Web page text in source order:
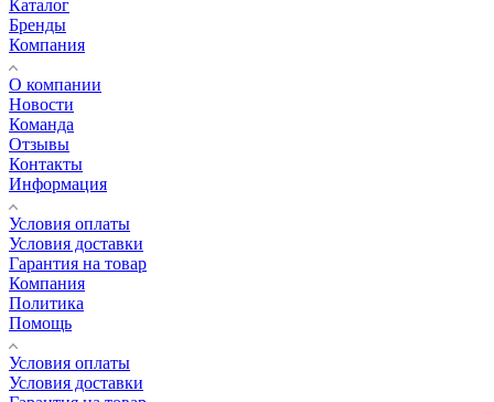
Каталог
Бренды
Компания
О компании
Новости
Команда
Отзывы
Контакты
Информация
Условия оплаты
Условия доставки
Гарантия на товар
Компания
Политика
Помощь
Условия оплаты
Условия доставки